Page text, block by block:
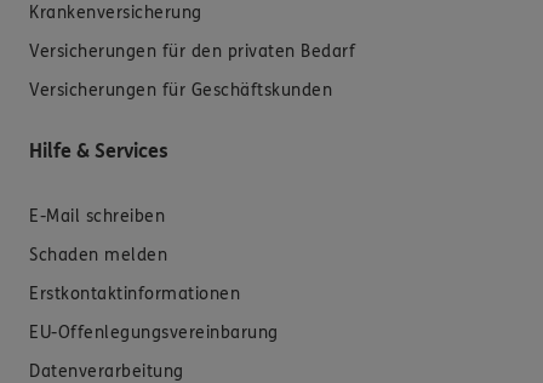
Krankenversicherung
Versicherungen für den privaten Bedarf
Versicherungen für Geschäftskunden
Hilfe & Services
E-Mail schreiben
Schaden melden
Erstkontaktinformationen
EU-Offenlegungsvereinbarung
Datenverarbeitung